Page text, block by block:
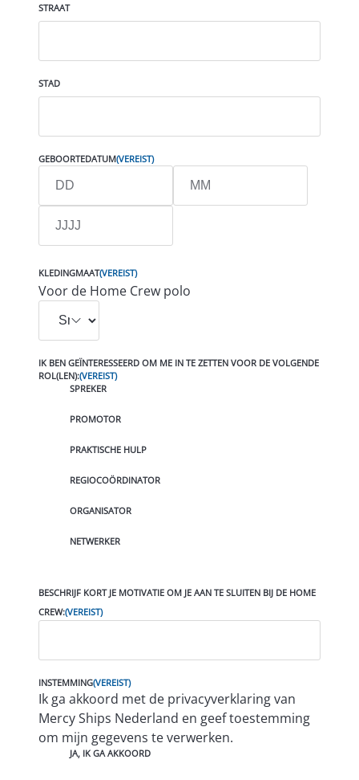
STRAAT
STAD
GEBOORTEDATUM(VEREIST)
DAG
MAAND
JAAR
KLEDINGMAAT(VEREIST)
Voor de Home Crew polo
IK BEN GEÏNTERESSEERD OM ME IN TE ZETTEN VOOR DE VOLGENDE
ROL(LEN):(VEREIST)
SPREKER
PROMOTOR
PRAKTISCHE HULP
REGIOCOÖRDINATOR
ORGANISATOR
NETWERKER
BESCHRIJF KORT JE MOTIVATIE OM JE AAN TE SLUITEN BIJ DE HOME
CREW:(VEREIST)
INSTEMMING(VEREIST)
Ik ga akkoord met de privacyverklaring van
Mercy Ships Nederland en geef toestemming
om mijn gegevens te verwerken.
JA, IK GA AKKOORD